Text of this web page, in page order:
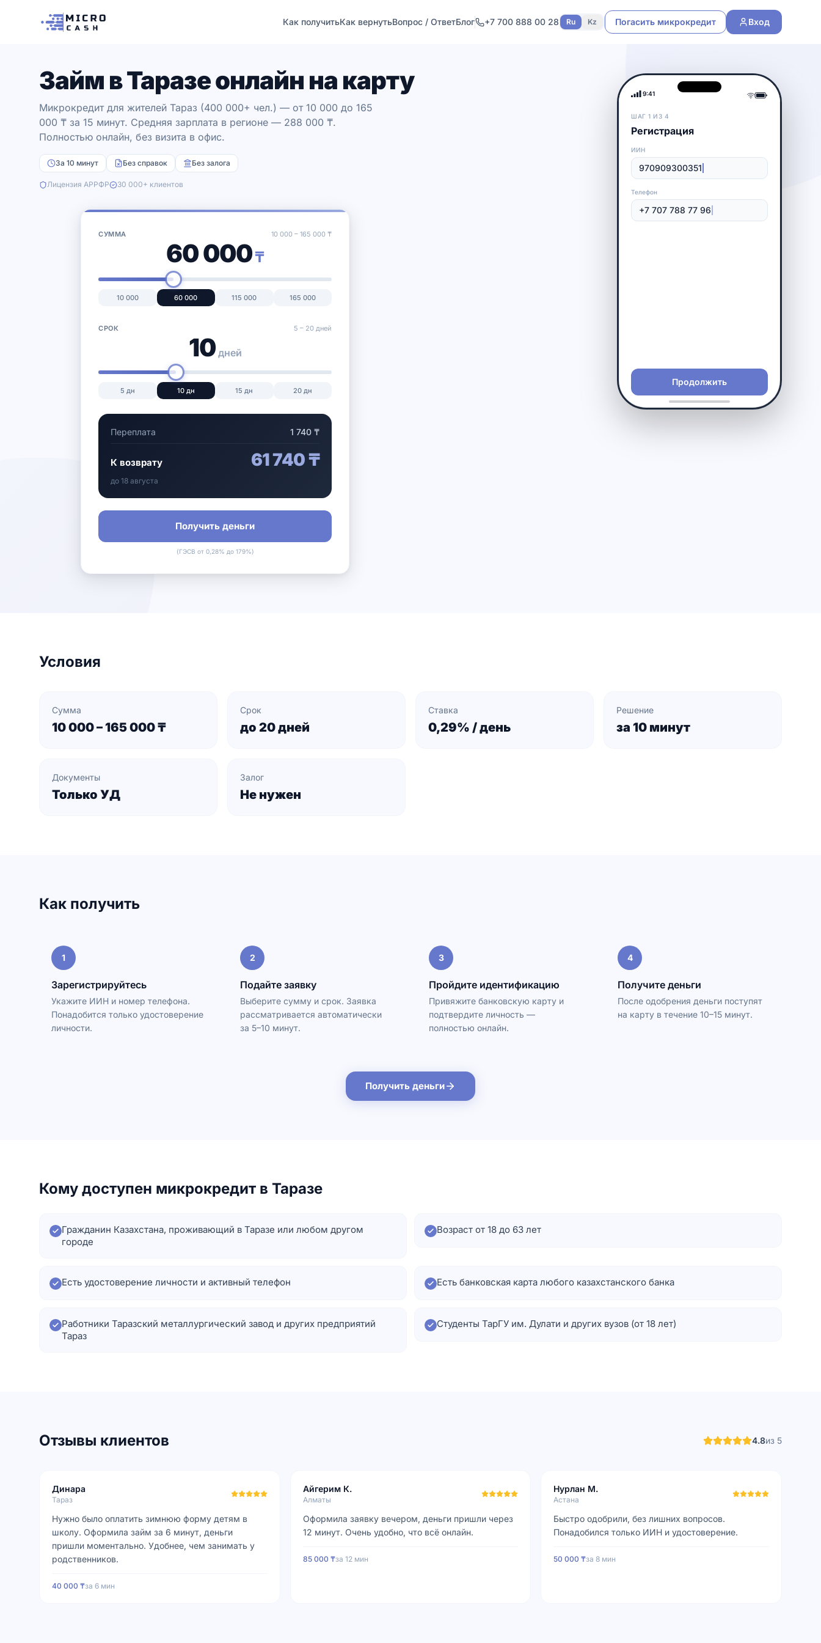
Как получитьКак вернутьВопрос / ОтветБлог +7 700 888 00 28 Ru Kz Погасить микрокредит Вход
Займ в Таразе онлайн на карту
Микрокредит для жителей Тараз (400 000+ чел.) — от 10 000 до 165
000 ₸ за 15 минут. Средняя зарплата в регионе — 288 000 ₸.
Полностью онлайн, без визита в офис.
За 10 минут Без справок Без залога
Лицензия АРРФР 30 000+ клиентов
СУММА 10 000 – 165 000 ₸
60 000₸
10 000 60 000 115 000 165 000
СРОК 5 – 20 дней
10 дней
5 дн 10 дн 15 дн 20 дн
Переплата 1 740 ₸
К возврату 61 740₸
до 18 августа
Получить деньги
(ГЭСВ от 0,28% до 179%)
9:41
ШАГ 2ИЗ 4
Сумма и срок
—
—
Сумма
10 000 ₸
Подать заявку
Условия
Сумма
10 000 – 165 000 ₸
Срок
до 20 дней
Ставка
0,29% / день
Решение
за 10 минут
Документы
Только УД
Залог
Не нужен
Как получить
1
Зарегистрируйтесь
Укажите ИИН и номер телефона.
Понадобится только удостоверение
личности.
2
Подайте заявку
Выберите сумму и срок. Заявка
рассматривается автоматически
за 5–10 минут.
3
Пройдите идентификацию
Привяжите банковскую карту и
подтвердите личность —
полностью онлайн.
4
Получите деньги
После одобрения деньги поступят
на карту в течение 10–15 минут.
Получить деньги
Кому доступен микрокредит в Таразе
Гражданин Казахстана, проживающий в Таразе или любом другом
городе
Возраст от 18 до 63 лет
Есть удостоверение личности и активный телефон Есть банковская карта любого казахстанского банка
Работники Таразский металлургический завод и других предприятий
Тараз
Студенты ТарГУ им. Дулати и других вузов (от 18 лет)
Отзывы клиентов 4.8из 5
Динара
Тараз
Нужно было оплатить зимнюю форму детям в
школу. Оформила займ за 6 минут, деньги
пришли моментально. Удобнее, чем занимать у
родственников.
40 000 ₸за 6 мин
Айгерим К.
Алматы
Оформила заявку вечером, деньги пришли через
12 минут. Очень удобно, что всё онлайн.
85 000 ₸за 12 мин
Нурлан М.
Астана
Быстро одобрили, без лишних вопросов.
Понадобился только ИИН и удостоверение.
50 000 ₸за8 мин